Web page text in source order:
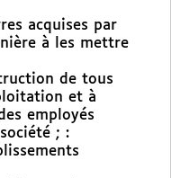
acquises par
à les mettre
de tous
et à
employés
; :